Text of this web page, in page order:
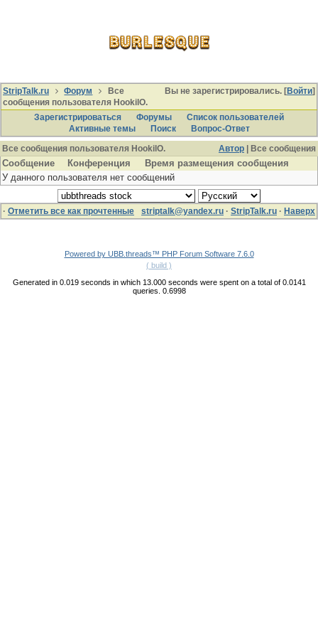
Вы не зарегистрировались. [Войти]
StripTalk.ru Форум
Все
сообщения пользователя HookilO.
Зарегистрироваться
Форумы
Список пользователей
Активные темы
Поиcк
Вопрос-Ответ
Автор | Все сообщения
Все сообщения пользователя HookilO.
Сообщение Конференция
Время размещения сообщения
У данного пользователя нет сообщений
· Отметить все как прочтенные striptalk@yandex.ru · StripTalk.ru · Наверх
Powered by UBB.threads™ PHP Forum Software 7.6.0
( build )
Generated in 0.019 seconds in which 13.000 seconds were spent on a total of 0.0141
queries. 0.6998